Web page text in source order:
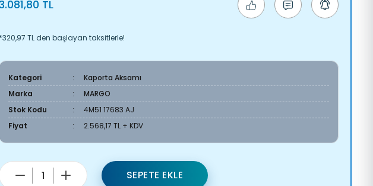
TL
*320,97 TL den başlayan taksitlerle!
Kategori
Kaporta Aksamı
Marka
MARGO
Stok Kodu
4M51 17683 AJ
Fiyat
2.568,17 TL + KDV
SEPETE EKLE